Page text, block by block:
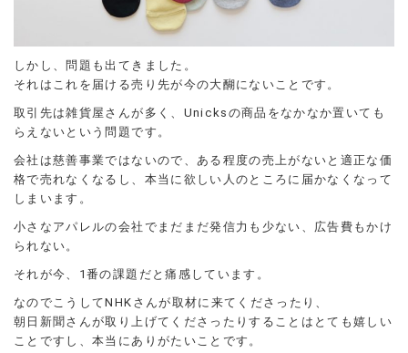
しかし、問題も出てきました。
それはこれを届ける売り先が今の大醐にないことです。
取引先は雑貨屋さんが多く、Unicksの商品をなかなか置いても
らえないという問題です。
会社は慈善事業ではないので、ある程度の売上がないと適正な価
格で売れなくなるし、本当に欲しい人のところに届かなくなって
しまいます。
小さなアパレルの会社でまだまだ発信力も少ない、広告費もかけ
られない。
それが今、1番の課題だと痛感しています。
なのでこうしてNHKさんが取材に来てくださったり、
朝日新聞さんが取り上げてくださったりすることはとても嬉しい
ことですし、本当にありがたいことです。